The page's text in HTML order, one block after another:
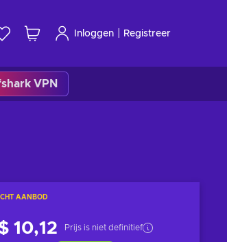
Inloggen Registreer
VPN
AANBOD
10,12 Prijs is niet definitief